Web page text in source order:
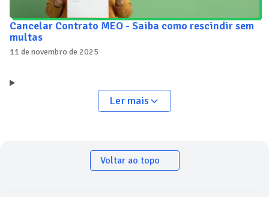
Cancelar Contrato MEO - Saiba como rescindir sem
multas
11 de novembro de 2025
Ler mais
Voltar ao topo